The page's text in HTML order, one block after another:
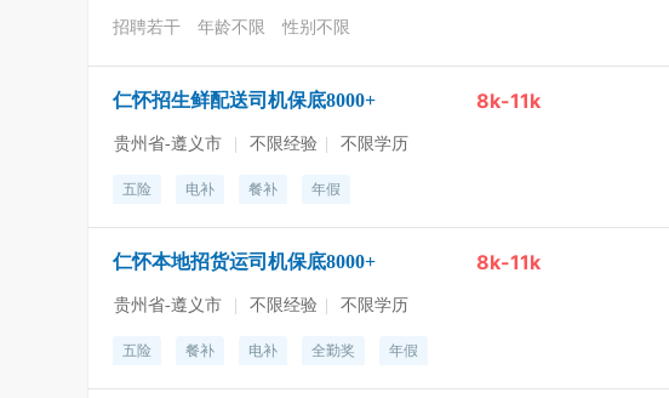
招聘若干 年龄不限 性别不限
仁怀招生鲜配送司机保底8000+ 8k-11k
贵州省-遵义市 不限经验 不限学历
五险 电补 餐补 年假
仁怀本地招货运司机保底8000+ 8k-11k
贵州省-遵义市 不限经验 不限学历
五险 餐补 电补 全勤奖 年假